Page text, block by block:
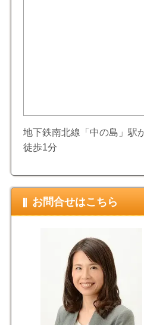
地下鉄南北線「中の島」駅
徒歩1分
お問合せはこちら